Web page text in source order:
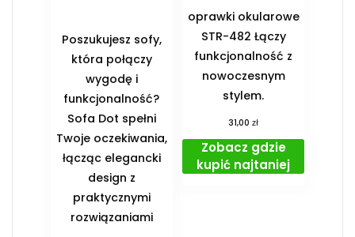
Poszukujesz sofy,
która połączy
wygodę i
funkcjonalność?
Sofa Dot spełni
Twoje oczekiwania,
łącząc elegancki
design z
praktycznymi
rozwiązaniami
oprawki okularowe
STR-482 Łączy
funkcjonalność z
nowoczesnym
stylem.
31,00zł
Zobacz gdzie
kupić najtaniej